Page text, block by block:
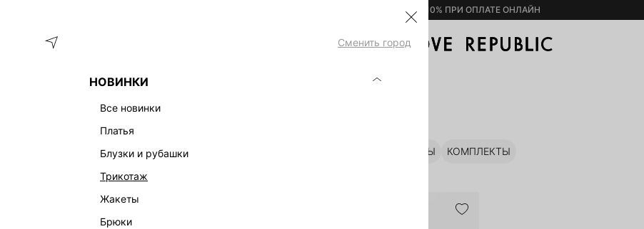
– 10% ПРИ ОПЛАТЕ ОНЛАЙН
Сменить город
НОВИНКИ
все новинки
платья
блузки и рубашки
трикотаж
жакеты
брюки
ОДЕЖДА
ЮБКИ ПЛАТЬЯ И КОМБИНЕЗОНЫ РУБАШКИ И ТОПЫ КОМПЛЕКТЫ